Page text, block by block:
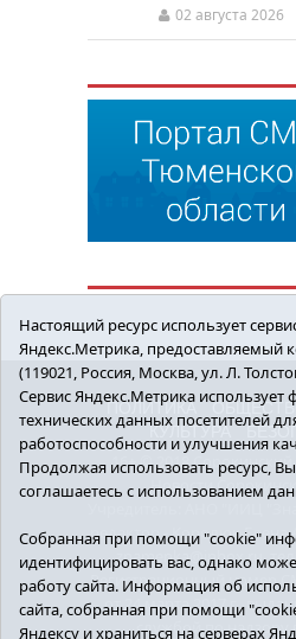
02 августа 2026
ПОЛИТИКА
КУЛЬТУРА
16+ © 2018 Сорокинский
Новости
редактор - Королюк Елена
znamenka@inbox.ru,
Регистрационный номер
от 24 марта 2017 г.,
службой по надзору
Настоящий ресурс использует
Яндекс.Метрика, предоставляемый
(119021, Россия, Москва, ул. Л.
Сервис Яндекс.Метрика
технических данных посетителей
работоспособности и улучшения
Продолжая использовать ресурс,
соглашаетесь с использованием
Собранная при помощи "cookie"
идентифицировать вас, однако
работу сайта. Информация об
сайта, собранная при помощи
Яндексу и храниться на серверах